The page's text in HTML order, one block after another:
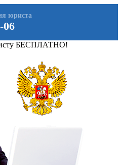
06
юриста
БЕСПЛАТНО!